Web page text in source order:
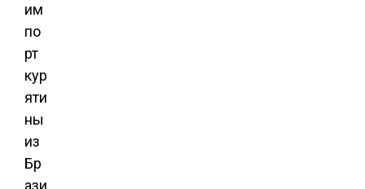
им
по
рт
кур
яти
ны
из
Бр
ази